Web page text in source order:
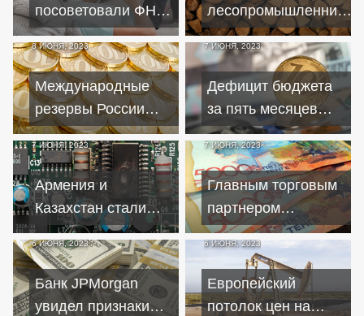
посоветовали ФНС
выявлять
уклоняющихся от
налогов блогеров
лесопромышленники
жалуются
на отсутствие
господдержки
8 ИЮНЯ, 2023
Международные
резервы России
снизились на $11,6
млрд по итогам мая
7 ИЮНЯ, 2023
Дефицит бюджета
за пять месяцев
2023 года составил
3,41 трлн рублей
7 ИЮНЯ, 2023
Армения и
Казахстан стали
блокировать оплату
поставок
электроники
в Россию
7 ИЮНЯ, 2023
Главным торговым
партнером
Казахстана вместо
России станет
Китай
6 ИЮНЯ, 2023
Банк JPMorgan
увидел признаки
6 ИЮНЯ, 2023
Европейский
потолок цен на